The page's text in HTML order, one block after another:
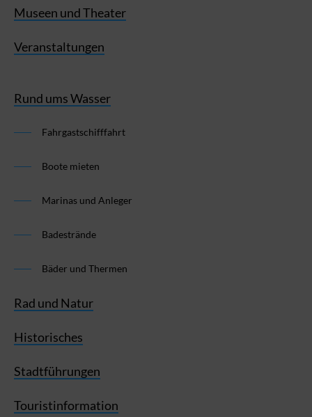
Museen und Theater
Veranstaltungen
Rund ums Wasser
Fahrgastschifffahrt
Boote mieten
Marinas und Anleger
Badestrände
Bäder und Thermen
Rad und Natur
Historisches
Stadtführungen
Touristinformation